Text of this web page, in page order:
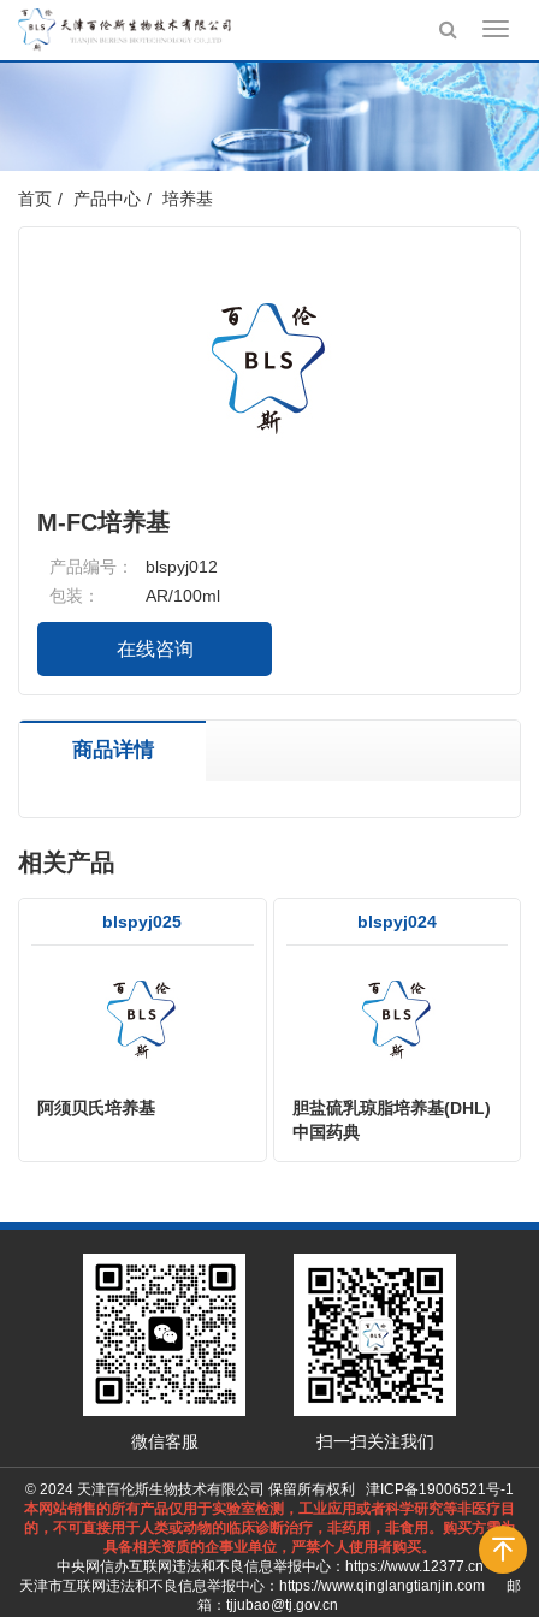
首页 产品中心 培养基
M-FC培养基
产品编号：
blspyj012
包装：
AR/100ml
在线咨询
商品详情
相关产品
blspyj025
阿须贝氏培养基
blspyj024
胆盐硫乳琼脂培养基(DHL)
中国药典
微信客服 扫一扫关注我们
© 2024 天津百伦斯生物技术有限公司 保留所有权利 津ICP备19006521号-1
本网站销售的所有产品仅用于实验室检测，工业应用或者科学研究等非医疗目
的，不可直接用于人类或动物的临床诊断治疗，非药用，非食用。购买方需为
具备相关资质的企事业单位，严禁个人使用者购买。
中央网信办互联网违法和不良信息举报中心： https://www.12377.cn
天津市互联网违法和不良信息举报中心： https://www.qinglangtianjin.com邮
箱：tjjubao@tj.gov.cn